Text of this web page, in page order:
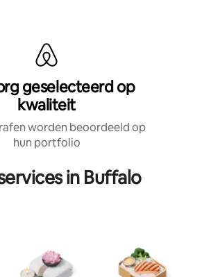
geselecteerd op
kwaliteit
worden beoordeeld op
hun portfolio
in Buffalo